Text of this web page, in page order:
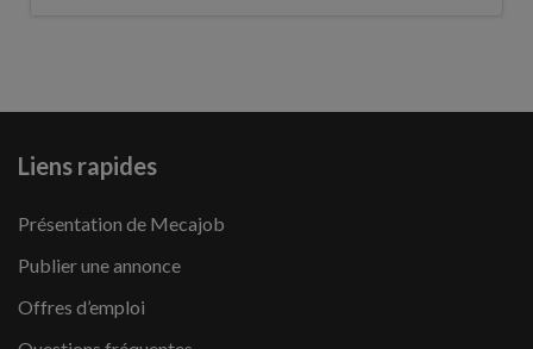
Liens rapides
Présentation de Mecajob
Publier une annonce
Offres d’emploi